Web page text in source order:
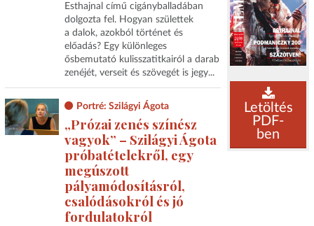
Letöltés
PDF-
ben
Esthajnal című cigányballadában
dolgozta fel. Hogyan születtek
a dalok, azokból történet és
előadás? Egy különleges
ősbemutató kulisszatitkairól a darab
zenéjét, verseit és szövegét is jegy...
Portré: Szilágyi Ágota
„Prózai zenés színész
vagyok” – Szilágyi Ágota
próbatételekről, egy
megúszott
pályamódosításról,
csalódásokról és jó
fordulatokról